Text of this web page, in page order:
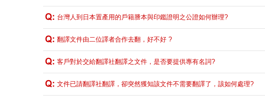
台灣人到日本置產用的戶籍謄本與印鑑證明之公證如何辦理?
翻譯文件由二位譯者合作去翻，好不好 ?
客戶對於交給翻譯社翻譯之文件，是否要提供專有名詞?
文件已請翻譯社翻譯，卻突然獲知該文件不需要翻譯了，該如何處理?